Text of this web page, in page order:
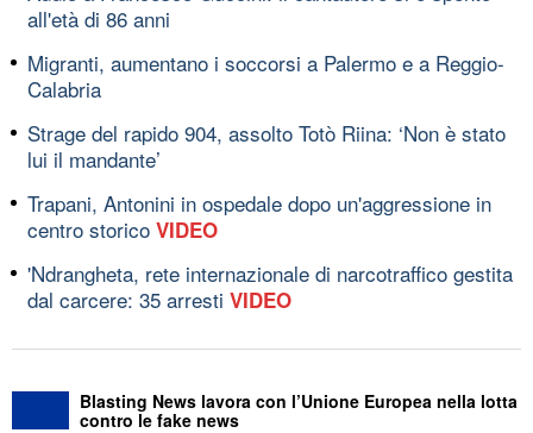
all'età di 86 anni
Migranti, aumentano i soccorsi a Palermo e a Reggio-
Calabria
Strage del rapido 904, assolto Totò Riina: ‘Non è stato
lui il mandante’
Trapani, Antonini in ospedale dopo un'aggressione in
centro storico VIDEO
'Ndrangheta, rete internazionale di narcotraffico gestita
dal carcere: 35 arresti VIDEO
Blasting News lavora con l’Unione Europea nella lotta
contro le fake news